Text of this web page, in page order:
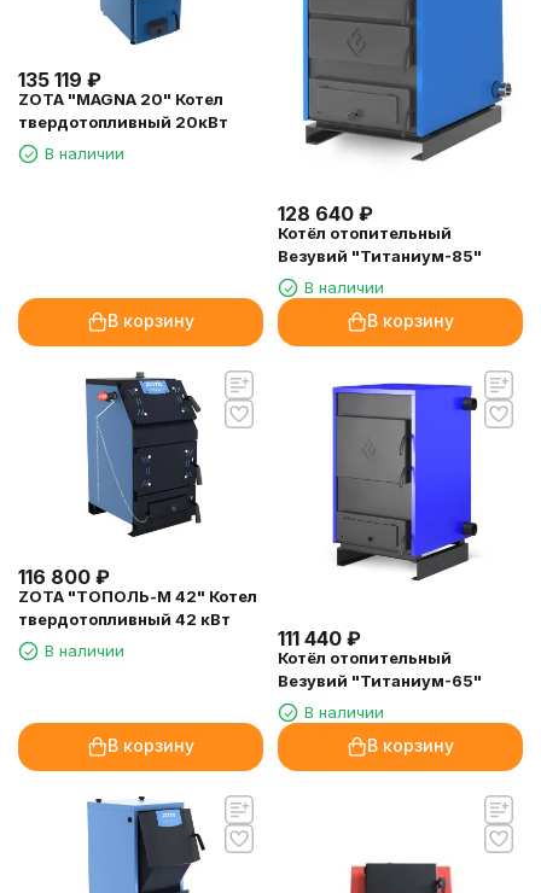
135 119 ₽
ZOTA "MAGNA 20" Котел
твердотопливный 20кВт
В наличии
В корзину
128 640 ₽
Котёл отопительный
Везувий "Титаниум-85"
В наличии
В корзину
116 800 ₽
ZOTA "ТОПОЛЬ-М 42" Котел
твердотопливный 42 кВт
В наличии
В корзину
111 440 ₽
Котёл отопительный
Везувий "Титаниум-65"
В наличии
В корзину